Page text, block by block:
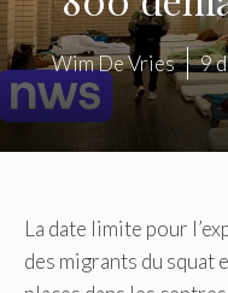
Wim De Vries 9
La date limite pour
des migrants du squat